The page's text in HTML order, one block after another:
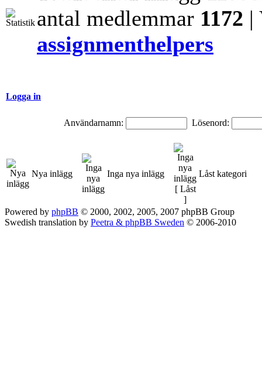
antal medlemmar 1172 |
assignmenthelpers
Logga in
Användarnamn: Lösenord:
Nya inlägg Inga nya inlägg Låst kategori
Powered by phpBB © 2000, 2002, 2005, 2007 phpBB Group
Swedish translation by Peetra & phpBB Sweden © 2006-2010